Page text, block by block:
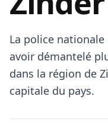
La police
avoir démantelé
dans la région de
capitale du pays.